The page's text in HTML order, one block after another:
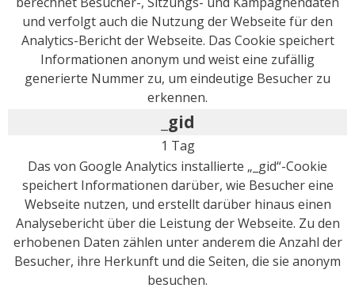
und verfolgt auch die Nutzung der Webseite für den
Analytics-Bericht der Webseite. Das Cookie speichert
Informationen anonym und weist eine zufällig
generierte Nummer zu, um eindeutige Besucher zu
erkennen.
_gid
1 Tag
Das von Google Analytics installierte „_gid“-Cookie
speichert Informationen darüber, wie Besucher eine
Webseite nutzen, und erstellt darüber hinaus einen
Analysebericht über die Leistung der Webseite. Zu den
erhobenen Daten zählen unter anderem die Anzahl der
Besucher, ihre Herkunft und die Seiten, die sie anonym
besuchen.